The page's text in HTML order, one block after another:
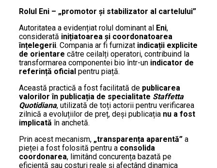
Rolul Eni – „promotor și stabilizator al cartelului”
Autoritatea a evidențiat rolul dominant al Eni,
considerată inițiatoarea și coordonatoarea
înțelegerii. Compania ar fi furnizat indicații explicite
de orientare către ceilalți operatori, contribuind la
transformarea componentei bio într-un indicator de
referință oficial pentru piață.
Această practică a fost facilitată de publicarea
valorilor în publicația de specialitate Staffetta
Quotidiana, utilizată de toți actorii pentru verificarea
zilnică a evoluțiilor de preț, deși publicația nu a fost
implicată în anchetă.
Prin acest mecanism, „transparența aparentă” a
pieței a fost folosită pentru a consolida
coordonarea, limitând concurența bazată pe
eficiență sau costuri reale și afectând dinamica